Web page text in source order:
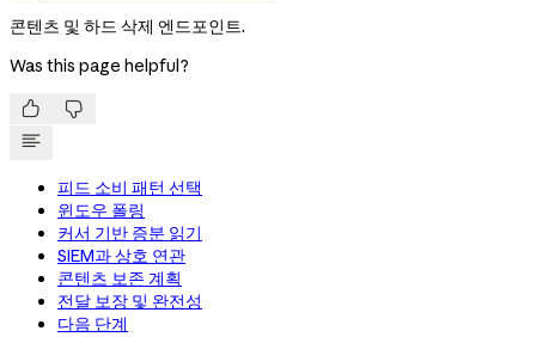
콘텐츠 및 하드 삭제 엔드포인트.
Was this page helpful?
 
피드 소비 패턴 선택
윈도우 폴링
커서 기반 증분 읽기
SIEM과 상호 연관
콘텐츠 보존 계획
전달 보장 및 완전성
다음 단계